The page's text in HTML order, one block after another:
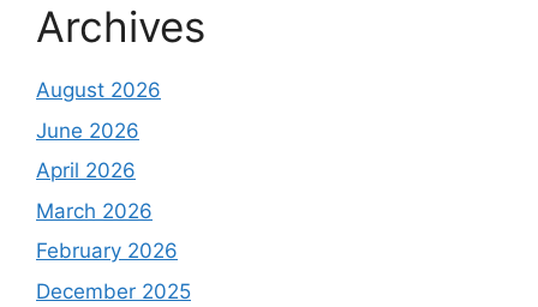
Archives
August 2026
June 2026
April 2026
March 2026
February 2026
December 2025